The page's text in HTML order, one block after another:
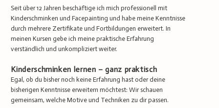
Seit über 12 Jahren beschäftige ich mich professionell mit
Kinderschminken und Facepainting und habe meine Kenntnisse
durch mehrere Zertifikate und Fortbildungen erweitert. In
meinen Kursen gebe ich meine praktische Erfahrung
verständlich und unkompliziert weiter.
Kinderschminken lernen – ganz praktisch
Egal, ob du bisher noch keine Erfahrung hast oder deine
bisherigen Kenntnisse erweitern möchtest: Wir schauen
gemeinsam, welche Motive und Techniken zu dir passen.